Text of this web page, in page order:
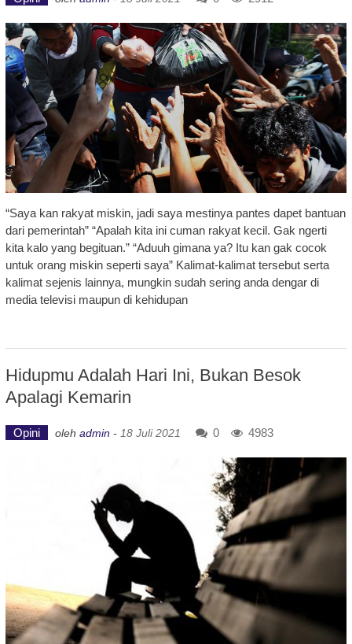
“Saya kan rakyat miskin, jadi saya mestinya pantes dapet bantuan
dari pemerintah” “Apalah kita ini cuman rakyat kecil. Gak ngerti
kita kalo yang begituan.” “Aduuh gimana ya? Itu kan gak cocok
untuk orang miskin seperti saya” Kalimat-kalimat tersebut serta
kalimat sejenis lainnya, mungkin sudah sering anda dengar di
media televisi maupun di kehidupan
Hidupmu Adalah Hari Ini, Bukan Besok
Apalagi Kemarin
Opini oleh admin - 18 Juli 2021 0 4983